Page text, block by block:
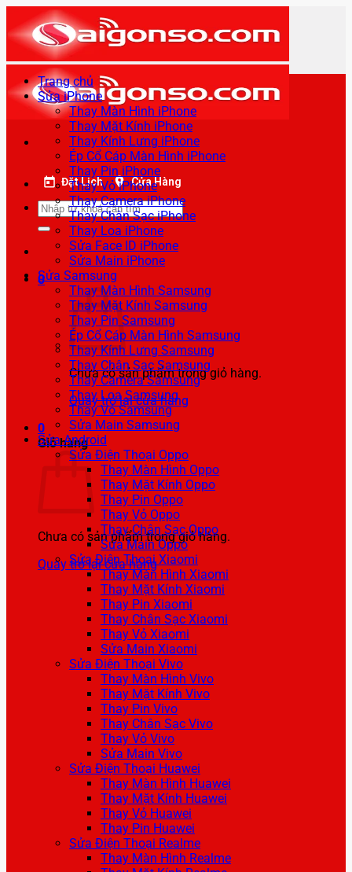
qua
nội
dung
Đặt Lịch Cửa Hàng
Tìm
kiếm:
0
Chưa có sản phẩm trong giỏ hàng.
Quay trở lại cửa hàng
0
Giỏ hàng
Chưa có sản phẩm trong giỏ hàng.
Quay trở lại cửa hàng
Trang chủ
Sửa iPhone
Thay Màn Hình iPhone
Thay Mặt Kính iPhone
Thay Kính Lưng iPhone
Ép Cổ Cáp Màn Hình iPhone
Thay Pin iPhone
Thay Vỏ iPhone
Thay Camera iPhone
Thay Chân Sạc iPhone
Thay Loa iPhone
Sửa Face ID iPhone
Sửa Main iPhone
Sửa Samsung
Thay Màn Hình Samsung
Thay Mặt Kính Samsung
Thay Pin Samsung
Ép Cổ Cáp Màn Hình Samsung
Thay Kính Lưng Samsung
Thay Chân Sạc Samsung
Thay Camera Samsung
Thay Loa Samsung
Thay Vỏ Samsung
Sửa Main Samsung
Sửa Android
Sửa Điện Thoại Oppo
Thay Màn Hình Oppo
Thay Mặt Kính Oppo
Thay Pin Oppo
Thay Vỏ Oppo
Thay Chân Sạc Oppo
Sửa Main Oppo
Sửa Điện Thoại Xiaomi
Thay Màn Hình Xiaomi
Thay Mặt Kính Xiaomi
Thay Pin Xiaomi
Thay Chân Sạc Xiaomi
Thay Vỏ Xiaomi
Sửa Main Xiaomi
Sửa Điện Thoại Vivo
Thay Màn Hình Vivo
Thay Mặt Kính Vivo
Thay Pin Vivo
Thay Chân Sạc Vivo
Thay Vỏ Vivo
Sửa Main Vivo
Sửa Điện Thoại Huawei
Thay Màn Hình Huawei
Thay Mặt Kính Huawei
Thay Vỏ Huawei
Thay Pin Huawei
Sửa Điện Thoại Realme
Thay Màn Hình Realme